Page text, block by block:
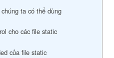
ta có thể dùng
cho các file static
của file static